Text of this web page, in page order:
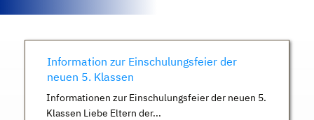
Information zur Einschulungsfeier der
neuen 5. Klassen
Informationen zur Einschulungsfeier der neuen 5.
Klassen Liebe Eltern der...